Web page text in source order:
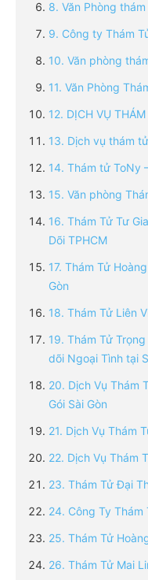
8. Văn Phòng
9. Công ty Thám
10. Văn phòng
11. Văn Phòng
12. DỊCH VỤ
13. Dịch vụ thám
14. Thám tử ToNy
15. Văn phòng
16. Thám Tử Tư
Dõi TPHCM
17. Thám Tử
Gòn
18. Thám Tử Liên
19. Thám Tử
dõi Ngoại Tình tại
20. Dịch Vụ Thám
Gói Sài Gòn
21. Dịch Vụ Thám
22. Dịch Vụ Thám
23. Thám Tử Đại
24. Công Ty Thám
25. Thám Tử
26. Thám Tử Mai